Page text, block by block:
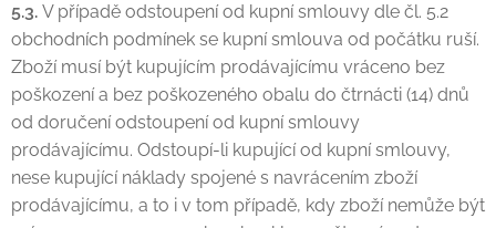
5.3. V případě odstoupení od kupní smlouvy dle čl. 5.2
obchodních podmínek se kupní smlouva od počátku ruší.
Zboží musí být kupujícím prodávajícímu vráceno bez
poškození a bez poškozeného obalu do čtrnácti (14) dnů
od doručení odstoupení od kupní smlouvy
prodávajícímu. Odstoupí-li kupující od kupní smlouvy,
nese kupující náklady spojené s navrácením zboží
prodávajícímu, a to i v tom případě, kdy zboží nemůže být